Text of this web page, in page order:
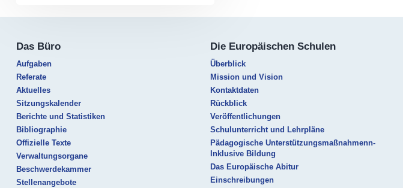
Das Büro
Aufgaben
Referate
Aktuelles
Sitzungskalender
Berichte und Statistiken
Bibliographie
Offizielle Texte
Verwaltungsorgane
Beschwerdekammer
Stellenangebote
Die Europäischen Schulen
Überblick
Mission und Vision
Kontaktdaten
Rückblick
Veröffentlichungen
Schulunterricht und Lehrpläne
Pädagogische Unterstützungsmaßnahmenn-
Inklusive Bildung
Das Europäische Abitur
Einschreibungen